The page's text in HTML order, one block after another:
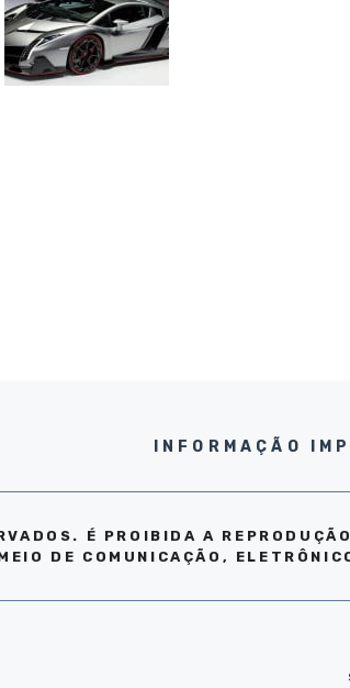
INFORMAÇÃO
É PROIBIDA A
DE COMUNICAÇÃO,